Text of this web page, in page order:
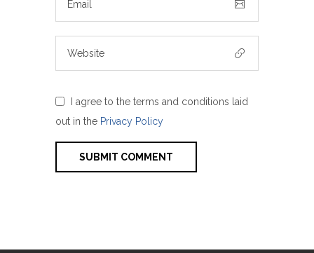
I agree to the terms and conditions laid
out in the Privacy Policy